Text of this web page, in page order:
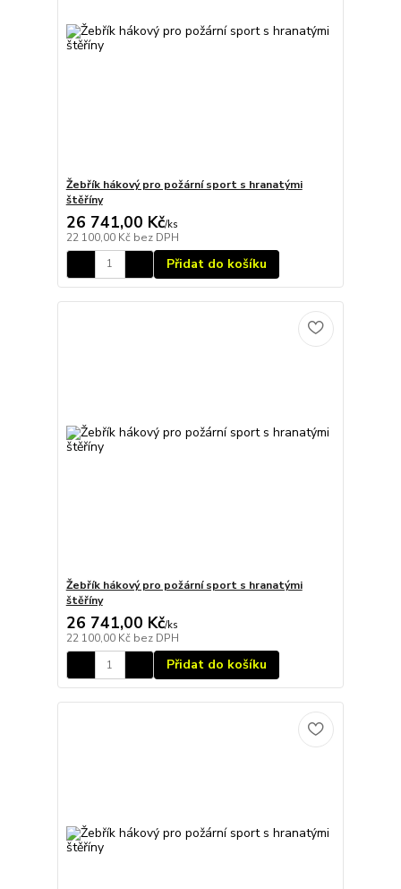
Žebřík hákový pro požární sport s hranatými
štěříny
26 741,00 Kč/ks
22 100,00 Kč bez DPH
Přidat do košíku
Žebřík hákový pro požární sport s hranatými
štěříny
26 741,00 Kč/ks
22 100,00 Kč bez DPH
Přidat do košíku